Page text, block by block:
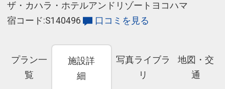
ザ・カハラ・ホテルアンドリゾートヨコハマ
宿コード:S140496
口コミを見る
プラン一
覧
施設詳
細
写真ライブラ
リ
地図・交
通